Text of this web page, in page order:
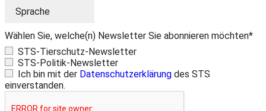
Wählen Sie, welche(n) Newsletter Sie abonnieren möchten*
STS-Tierschutz-Newsletter
STS-Politik-Newsletter
Ich bin mit der Datenschutzerklärung des STS
einverstanden.